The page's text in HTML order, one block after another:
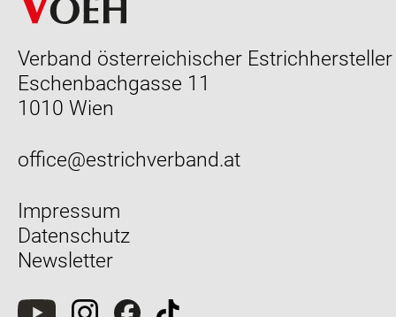
Verband österreichischer Estrichhersteller
Eschenbachgasse 11
1010 Wien
office@estrichverband.at
Impressum
Datenschutz
Newsletter